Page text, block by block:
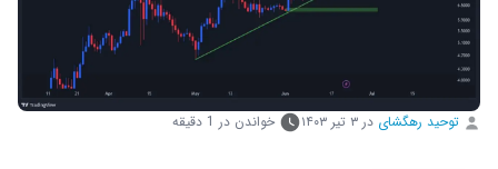
توحید رهگشای در ۳ تیر ۱۴۰۳ خواندن در 1 دقیقه